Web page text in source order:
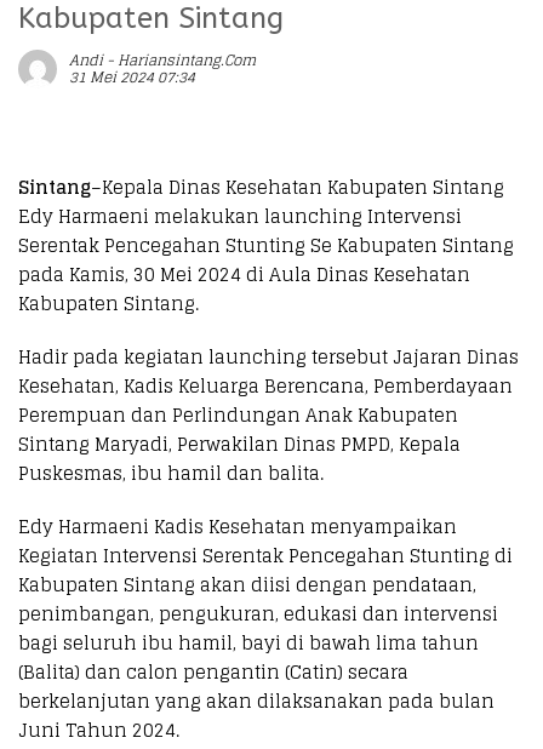
Kabupaten Sintang
Andi - Hariansintang.com
31 Mei 2024 07:34
Sintang–Kepala Dinas Kesehatan Kabupaten Sintang
Edy Harmaeni melakukan launching Intervensi
Serentak Pencegahan Stunting Se Kabupaten Sintang
pada Kamis, 30 Mei 2024 di Aula Dinas Kesehatan
Kabupaten Sintang.
Hadir pada kegiatan launching tersebut Jajaran Dinas
Kesehatan, Kadis Keluarga Berencana, Pemberdayaan
Perempuan dan Perlindungan Anak Kabupaten
Sintang Maryadi, Perwakilan Dinas PMPD, Kepala
Puskesmas, ibu hamil dan balita.
Edy Harmaeni Kadis Kesehatan menyampaikan
Kegiatan Intervensi Serentak Pencegahan Stunting di
Kabupaten Sintang akan diisi dengan pendataan,
penimbangan, pengukuran, edukasi dan intervensi
bagi seluruh ibu hamil, bayi di bawah lima tahun
(Balita) dan calon pengantin (Catin) secara
berkelanjutan yang akan dilaksanakan pada bulan
Juni Tahun 2024.